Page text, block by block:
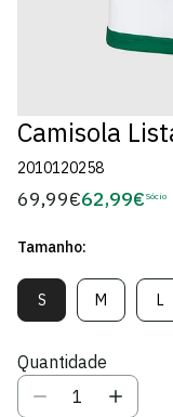
Camisola
2010120258
Preço
69,99€Preço
Sócio
62,99€ Sócio
Tamanho:
SVariante
Esgotada
Indisponível
MVariante
Esgotada
Indisponível
L
Quantidade